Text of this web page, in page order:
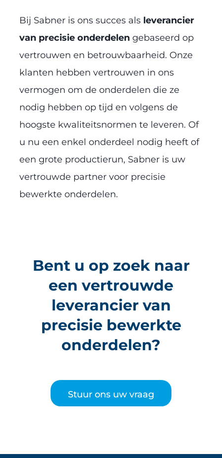
Bij Sabner is ons succes als leverancier
van precisie onderdelen gebaseerd op
vertrouwen en betrouwbaarheid. Onze
klanten hebben vertrouwen in ons
vermogen om de onderdelen die ze
nodig hebben op tijd en volgens de
hoogste kwaliteitsnormen te leveren. Of
u nu een enkel onderdeel nodig heeft of
een grote productierun, Sabner is uw
vertrouwde partner voor precisie
bewerkte onderdelen.
Bent u op zoek naar
een vertrouwde
leverancier van
precisie bewerkte
onderdelen?
Stuur ons uw vraag